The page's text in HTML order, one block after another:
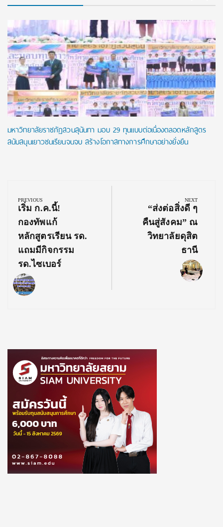
มหาวิทยาลัยราชภัฏสวนสุนันทา มอบ 29 ทุนแบบต่อเนื่องตลอดหลักสูตร
สนับสนุนเยาวชนเรียนจนจบ สร้างโอกาสทางการศึกษาอย่างยั่งยืน
navigation
PREVIOUS
Previous
Post:
เริ่ม ก.ค.นี้!
กองทัพแก้
หลักสูตรเรียน รด.
แถมมีกิจกรรม
รด.ไซเบอร์
NEXT
Next
Post:
“ส่งต่อสิ่งดี ๆ
คืนสู่สังคม” ณ
วิทยาลัยดุสิต
ธานี